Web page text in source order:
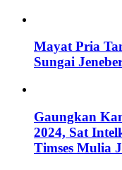
Mayat Pria
Sungai
Gaungkan
2024, Sat
Timses Mulia